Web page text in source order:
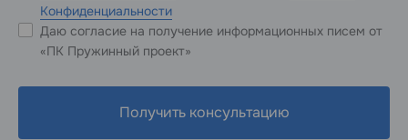
Конфиденциальности
Даю согласие на получение информационных писем от
«ПК Пружинный проект»
Получить консультацию